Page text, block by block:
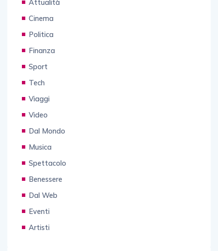
Attualità
Cinema
Politica
Finanza
Sport
Tech
Viaggi
Video
Dal Mondo
Musica
Spettacolo
Benessere
Dal Web
Eventi
Artisti